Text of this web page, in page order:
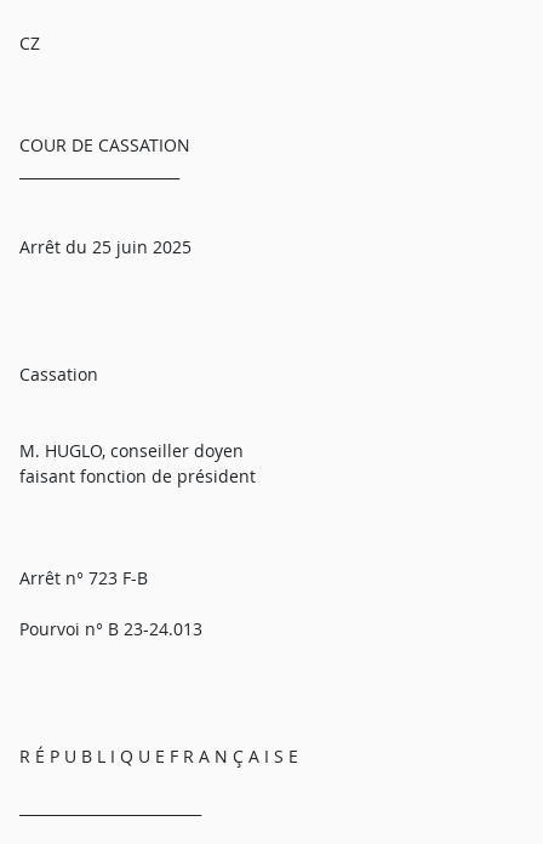
CZ
COUR DE CASSATION
Arrêt du 25 juin 2025
Cassation
M. HUGLO, conseiller doyen
faisant fonction de président
Arrêt n° 723 F-B
Pourvoi n° B 23-24.013
R É P U B L I Q U E F R A N Ç A I S E